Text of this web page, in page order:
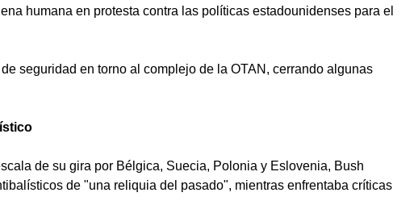
humana en protesta contra las políticas estadounidenses para el
seguridad en torno al complejo de la OTAN, cerrando algunas
de su gira por Bélgica, Suecia, Polonia y Eslovenia, Bush
de "una reliquia del pasado", mientras enfrentaba críticas